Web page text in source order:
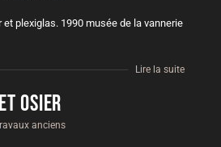
et plexiglas. 1990 musée de la vannerie
Lire la suite
osier
anciens